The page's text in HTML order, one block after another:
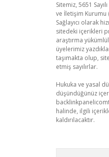
Sitemiz, 5651
ve İletişim Kurumu
Sağlayıcı olarak
sitedeki içerikleri
araştırma
üyelerimiz
taşımakta olup,
etmiş sayılırlar.
Hukuka ve yasal
düşündüğünüz
halinde, ilgili
kaldırılacaktır.